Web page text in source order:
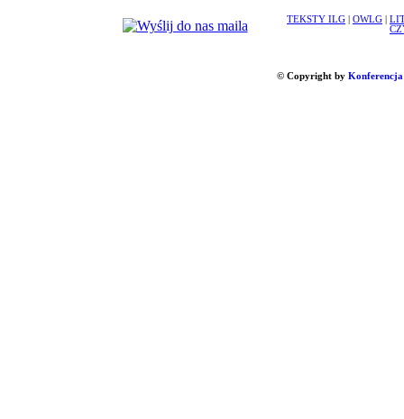
TEKSTY ILG OWLG
© Copyright by Konferencja